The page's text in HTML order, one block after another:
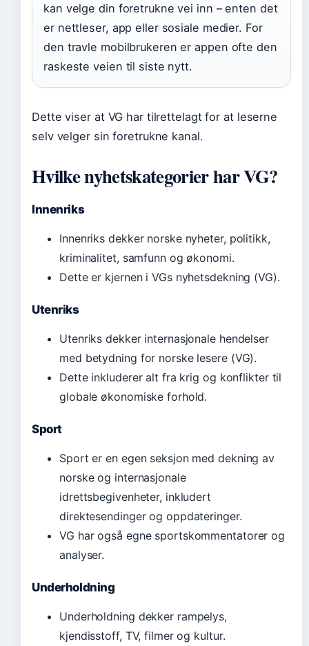
kan velge din foretrukne vei inn – enten det
er nettleser, app eller sosiale medier. For
den travle mobilbrukeren er appen ofte den
raskeste veien til siste nytt.
Dette viser at VG har tilrettelagt for at leserne
selv velger sin foretrukne kanal.
Hvilke nyhetskategorier har VG?
Innenriks
Innenriks dekker norske nyheter, politikk,
kriminalitet, samfunn og økonomi.
Dette er kjernen i VGs nyhetsdekning (VG).
Utenriks
Utenriks dekker internasjonale hendelser
med betydning for norske lesere (VG).
Dette inkluderer alt fra krig og konflikter til
globale økonomiske forhold.
Sport
Sport er en egen seksjon med dekning av
norske og internasjonale
idrettsbegivenheter, inkludert
direktesendinger og oppdateringer.
VG har også egne sportskommentatorer og
analyser.
Underholdning
Underholdning dekker rampelys,
kjendisstoff, TV, filmer og kultur.